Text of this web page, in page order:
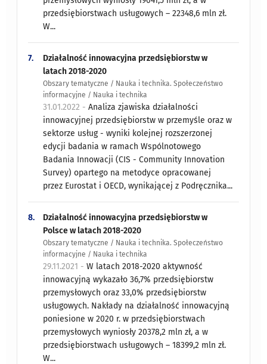
przedsiębiorstwach usługowych – 22348,6 mln zł.
W...
7.
Działalność innowacyjna przedsiębiorstw w
latach 2018-2020
Obszary tematyczne / Nauka i technika. Społeczeństwo
informacyjne / Nauka i technika
31.01.2022 -Analiza zjawiska działalności
innowacyjnej przedsiębiorstw w przemyśle oraz w
sektorze usług - wyniki kolejnej rozszerzonej
edycji badania w ramach Wspólnotowego
Badania Innowacji (CIS - Community Innovation
Survey) opartego na metodyce opracowanej
przez Eurostat i OECD, wynikającej z Podręcznika...
8.
Działalność innowacyjna przedsiębiorstw w
Polsce w latach 2018-2020
Obszary tematyczne / Nauka i technika. Społeczeństwo
informacyjne / Nauka i technika
29.11.2021 -W latach 2018-2020 aktywność
innowacyjną wykazało 36,7% przedsiębiorstw
przemysłowych oraz 33,0% przedsiębiorstw
usługowych. Nakłady na działalność innowacyjną
poniesione w 2020 r. w przedsiębiorstwach
przemysłowych wyniosły 20378,2 mln zł, a w
przedsiębiorstwach usługowych – 18399,2 mln zł.
W...